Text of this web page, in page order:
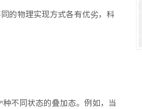
的物理实现方式各有优劣，科
不同状态的叠加态。例如，当